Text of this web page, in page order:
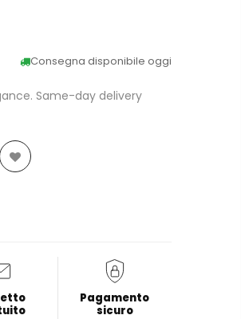
Consegna disponibile oggi
Same-day delivery
Pagamento
sicuro